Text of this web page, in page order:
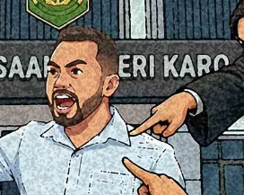
mahasiswa membawa lima tuntutan
pemerintah menghentikan
negara. Kedua, mendesak
pokok dan BBM.
program MBG dan
Desa Merah Putih. Keempat,
dalam ranah sipil. Kelima,